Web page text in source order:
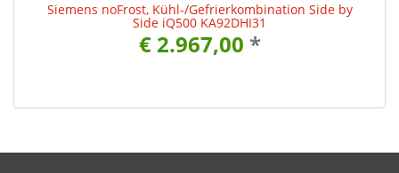
Siemens noFrost, Kühl-/Gefrierkombination Side by
Side iQ500 KA92DHI31
€ 2.967,00 *